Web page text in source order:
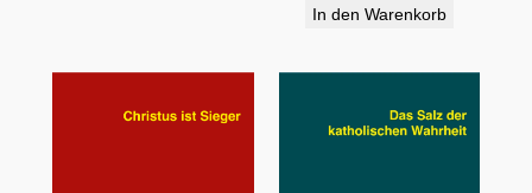
In den Warenkorb